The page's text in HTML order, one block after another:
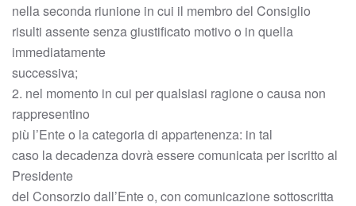
nella seconda riunione in cui il membro del Consiglio
risulti assente senza giustificato motivo o in quella
immediatamente
successiva;
2. nel momento in cui per qualsiasi ragione o causa non
rappresentino
più l’Ente o la categoria di appartenenza: in tal
caso la decadenza dovrà essere comunicata per iscritto al
Presidente
del Consorzio dall’Ente o, con comunicazione sottoscritta